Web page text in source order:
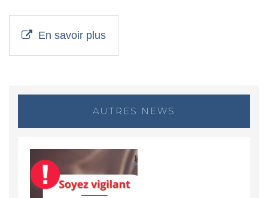
En savoir plus
AUTRES NEWS